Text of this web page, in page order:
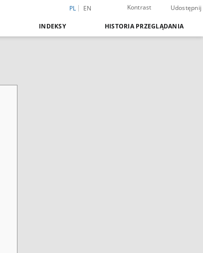
PL EN Kontrast Udostępnij
INDEKSY HISTORIA PRZEGLĄDANIA